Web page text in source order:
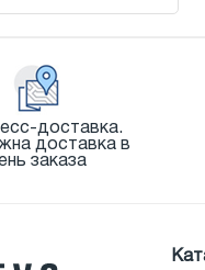
доставка.
доставка в
заказа